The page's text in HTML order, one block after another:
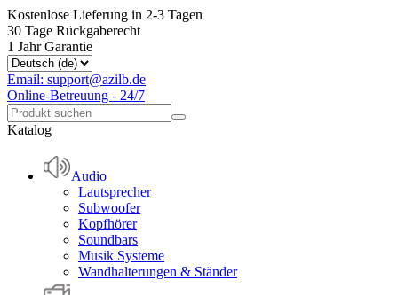
Kostenlose Lieferung in 2-3 Tagen
30 Tage Rückgaberecht
1 Jahr Garantie
Email: support@azilb.de
Online-Betreuung - 24/7
Katalog
Audio
Lautsprecher
Subwoofer
Kopfhörer
Soundbars
Musik Systeme
Wandhalterungen & Ständer